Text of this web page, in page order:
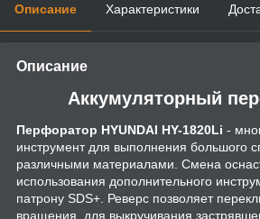
Описание Характеристики
Описание
Аккумуляторный
Перфоратор HYUNDAI HY-1820Li -
инструмент для выполнения большого
различными материалами. Смена
использования дополнительного
патрону SDS+. Реверс позволяет
вращения, для выкручивания